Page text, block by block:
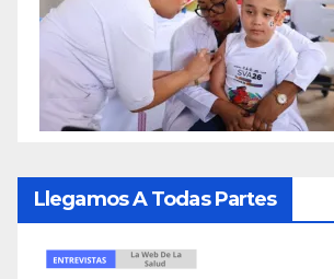
Llegamos A Todas Partes